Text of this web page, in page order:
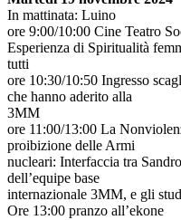
In mattinata: Luino
ore 9:00/10:00 Cine Teatro
Esperienza di Spiritualità
tutti
ore 10:30/10:50 Ingresso
che hanno aderito alla
3MM
ore 11:00/13:00 La
proibizione delle Armi
nucleari: Interfaccia tra
dell’equipe base
internazionale 3MM, e gli
Ore 13:00 pranzo all’ekone